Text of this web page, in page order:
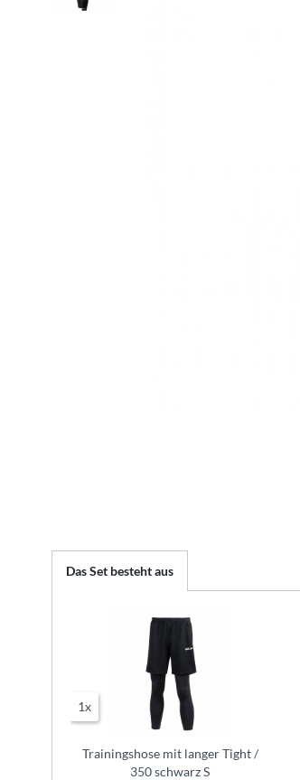
Das Set besteht aus
1x
Trainingshose mit langer Tight /
350 schwarz S